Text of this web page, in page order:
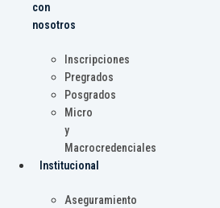
con
nosotros
Inscripciones
Pregrados
Posgrados
Micro
y
Macrocredenciales
Institucional
Aseguramiento